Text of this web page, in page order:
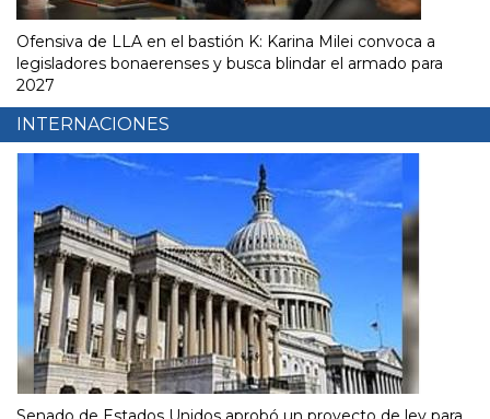
Ofensiva de LLA en el bastión K: Karina Milei convoca a
legisladores bonaerenses y busca blindar el armado para
2027
INTERNACIONES